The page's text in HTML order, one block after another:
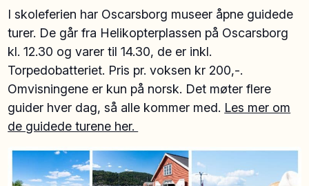
I skoleferien har Oscarsborg museer åpne guidede
turer. De går fra Helikopterplassen på Oscarsborg
kl. 12.30 og varer til 14.30, de er inkl.
Torpedobatteriet. Pris pr. voksen kr 200,-.
Omvisningene er kun på norsk. Det møter flere
guider hver dag, så alle kommer med. Les mer om
de guidede turene her.